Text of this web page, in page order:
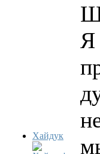
Хайдук
Я